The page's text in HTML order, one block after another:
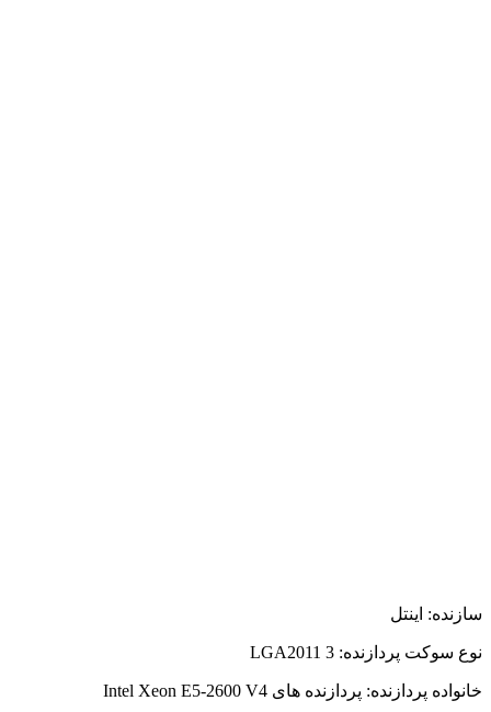
سازنده: اینتل
نوع سوکت پردازنده: LGA2011 3
خانواده پردازنده: پردازنده های Intel Xeon E5-2600 V4